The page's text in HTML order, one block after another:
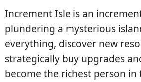
Increment Isle is an
plundering a mysterious
everything, discover new
strategically buy upgrades
become the richest person in